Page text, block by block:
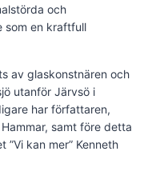
och
som en kraftfull
av glaskonstnären och
utanför Järvsö i
har författaren,
samt före detta
”Vi kan mer” Kenneth